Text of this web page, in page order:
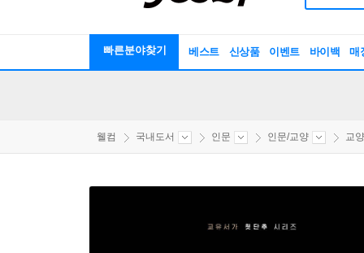
빠른분야찾기 베스트 신상품 이벤트 바이백 매
웰컴 국내도서 인문 인문/교양 교